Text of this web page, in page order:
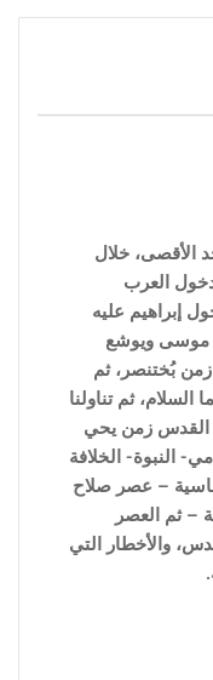
الأقصى، خلال
دخول العرب
إبراهيم عليه
موسى ويوشع
بُختنصر، ثم
ثم تناولنا
القدس زمن يحي
النبوة- الخلافة
– عصر صلاح
– ثم العصر
والأخطار التي